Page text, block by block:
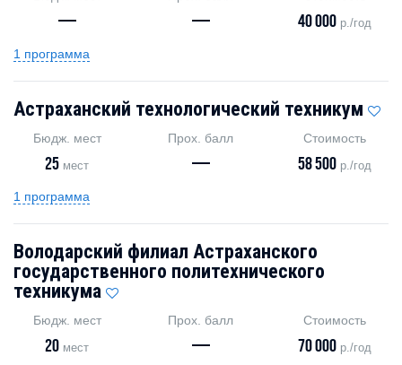
— — 40 000 р./год
1 программа
Астраханский технологический техникум
Бюдж. мест
25 мест
Прох. балл
—
Стоимость
58 500 р./год
1 программа
Володарский филиал Астраханского
государственного политехнического
техникума
Бюдж. мест
20 мест
Прох. балл
—
Стоимость
70 000 р./год